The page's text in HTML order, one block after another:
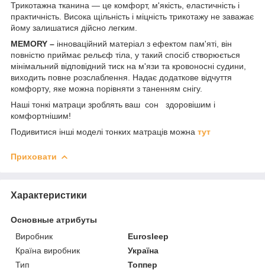
Трикотажна тканина — це комфорт, м'якість, еластичність і
практичність. Висока щільність і міцність трикотажу не заважає
йому залишатися дійсно легким.
MEMORY – інноваційний матеріал з ефектом пам'яті, він
повністю приймає рельєф тіла, у такий спосіб створюється
мінімальний відповідний тиск на м'язи та кровоносні судини,
виходить повне розслаблення. Надає додаткове відчуття
комфорту, яке можна порівняти з таненням снігу.
Наші тонкі матраци зроблять ваш сон здоровішим і
комфортнішим!
Подивитися інші моделі тонких матраців можна тут
Приховати
Характеристики
Основные атрибуты
Виробник
Eurosleep
Країна виробник
Україна
Тип
Топпер